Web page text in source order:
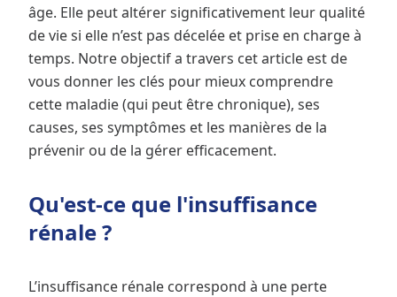
âge. Elle peut altérer significativement leur qualité
de vie si elle n’est pas décelée et prise en charge à
temps. Notre objectif a travers cet article est de
vous donner les clés pour mieux comprendre
cette maladie (qui peut être chronique), ses
causes, ses symptômes et les manières de la
prévenir ou de la gérer efficacement.
Qu'est-ce que l'insuffisance
rénale ?
L’insuffisance rénale correspond à une perte